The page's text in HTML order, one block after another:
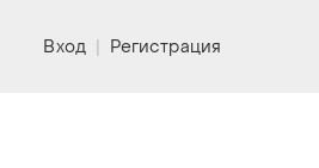
Вход | Регистрация